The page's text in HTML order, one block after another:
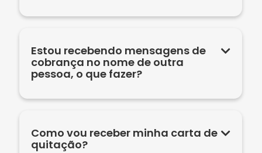
Estou recebendo mensagens de
cobrança no nome de outra
pessoa, o que fazer?
Como vou receber minha carta de
quitação?